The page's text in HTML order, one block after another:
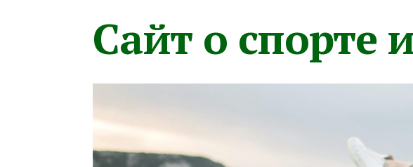
Сайт о спорте